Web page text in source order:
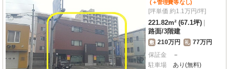
(＋管理費等なし)
[坪単価 約1.1万円/坪]
221.82m² (67.1坪)
路面/3階建
敷 210万円 礼 77万円
保証金
－
駐車場
あり(無料)